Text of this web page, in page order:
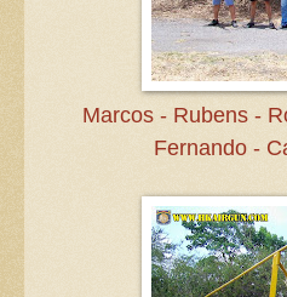
Marcos - Rubens -
Fernando -